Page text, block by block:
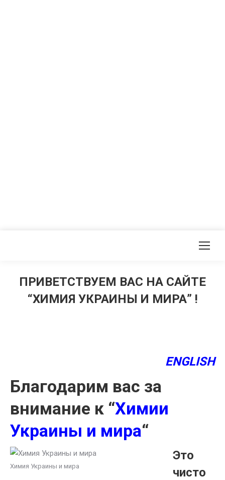
ПРИВЕТСТВУЕМ ВАС НА САЙТЕ
“ХИМИЯ УКРАИНЫ И МИРА” !
ENGLISH
Благодарим вас за
внимание к “Химии
Украины и мира“
Химия Украины и мира
Это
чисто